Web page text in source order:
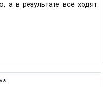
а в результате все ходят